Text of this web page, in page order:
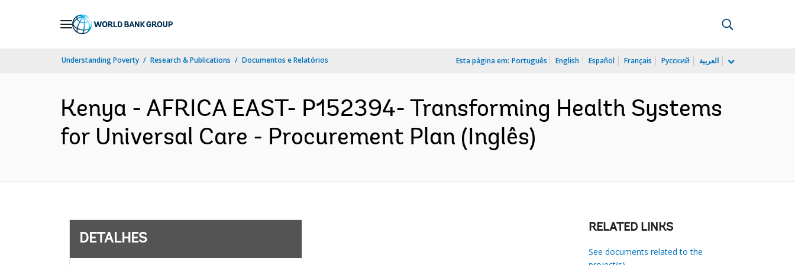
Understanding Poverty Research & Publications Documentos e Relatórios Esta página em: Português English Español Français Русский العربية
Kenya - AFRICA EAST- P152394- Transforming Health Systems
for Universal Care - Procurement Plan (Inglês)
DETALHES
RELATED LINKS
See documents related to the